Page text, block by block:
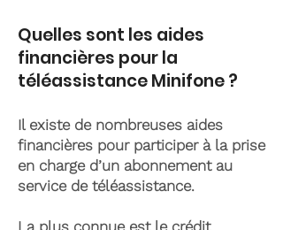
Quelles sont les aides
financières pour la
téléassistance Minifone ?
Il existe de nombreuses aides
financières pour participer à la prise
en charge d’un abonnement au
service de téléassistance.
La plus connue est le crédit